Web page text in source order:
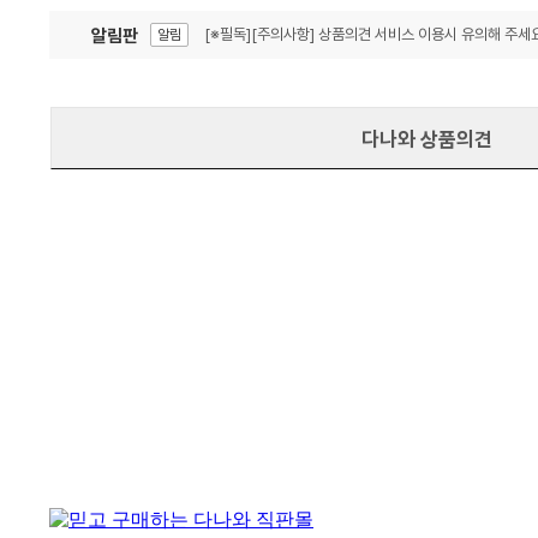
알림판 알림 [※필독][주의사항] 상품의견 서비스 이용시 유의해 주세
다나와 상품의견